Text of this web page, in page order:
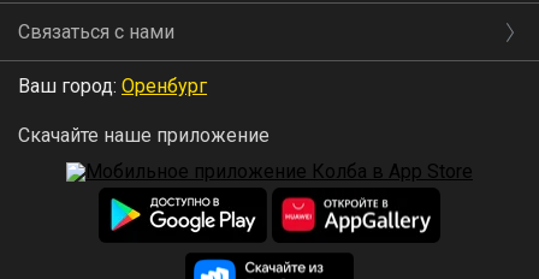
Связаться с нами
Ваш город: Оренбург
Скачайте наше приложение